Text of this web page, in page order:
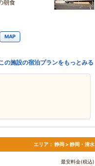
朝食
MAP
の施設の宿泊プランをもっとみる
エリア： 静岡 > 静岡・清水
最安料金(税込)